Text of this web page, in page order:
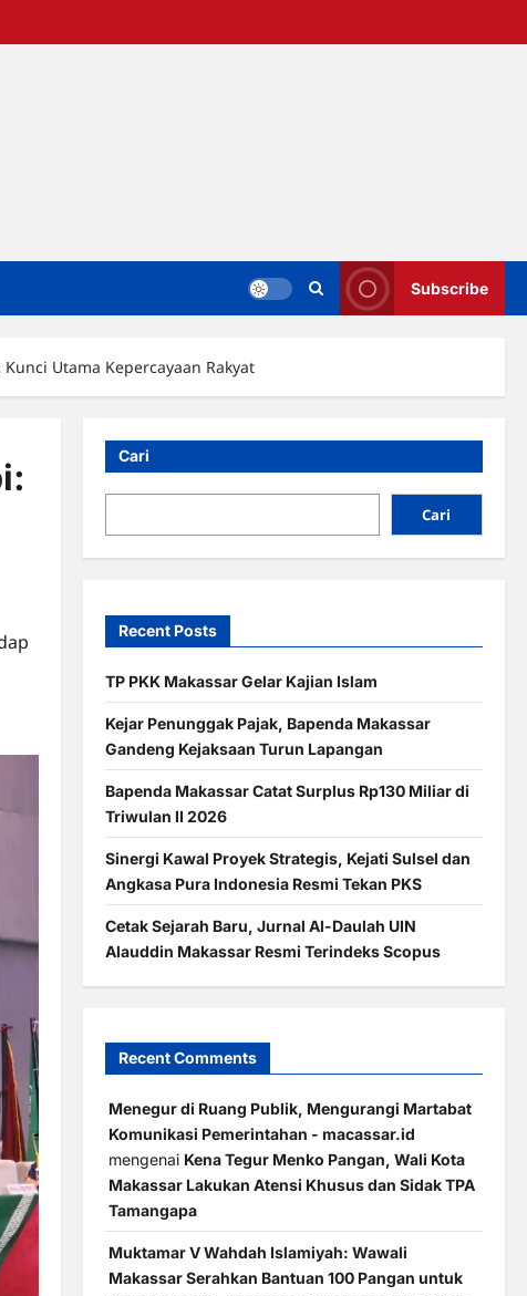
Subscribe
Utama Kepercayaan Rakyat
Cari
Cari
Recent Posts
TP PKK Makassar Gelar Kajian Islam
Kejar Penunggak Pajak, Bapenda Makassar
Gandeng Kejaksaan Turun Lapangan
Bapenda Makassar Catat Surplus Rp130 Miliar di
Triwulan II 2026
Sinergi Kawal Proyek Strategis, Kejati Sulsel dan
Angkasa Pura Indonesia Resmi Tekan PKS
Cetak Sejarah Baru, Jurnal Al-Daulah UIN
Alauddin Makassar Resmi Terindeks Scopus
Recent Comments
Menegur di Ruang Publik, Mengurangi Martabat
Komunikasi Pemerintahan - macassar.id
mengenai Kena Tegur Menko Pangan, Wali Kota
Makassar Lakukan Atensi Khusus dan Sidak TPA
Tamangapa
Muktamar V Wahdah Islamiyah: Wawali
Makassar Serahkan Bantuan 100 Pangan untuk